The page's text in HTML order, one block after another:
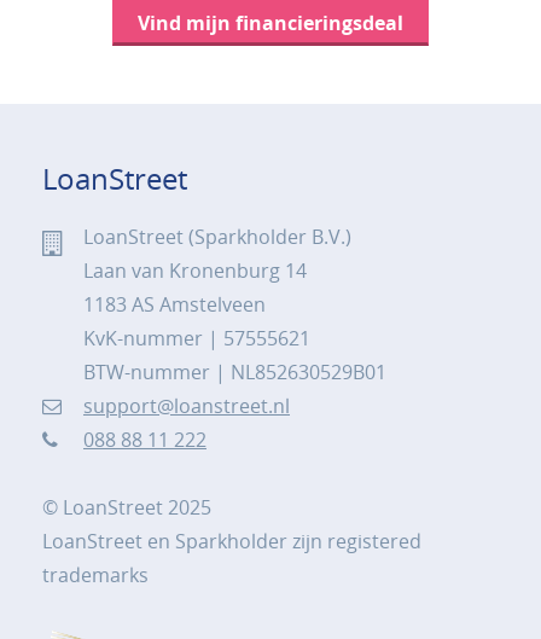
Vind mijn financieringsdeal
LoanStreet
LoanStreet (Sparkholder B.V.)
Laan van Kronenburg 14
1183 AS Amstelveen
KvK-nummer | 57555621
BTW-nummer | NL852630529B01
support@loanstreet.nl
088 88 11 222
© LoanStreet 2025
LoanStreet en Sparkholder zijn registered
trademarks